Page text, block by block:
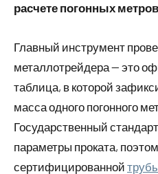
расчете погонных метров
Главный инструмент
металлотрейдера — это
таблица, в которой
масса одного погонного
Государственный
параметры проката,
сертифицированной